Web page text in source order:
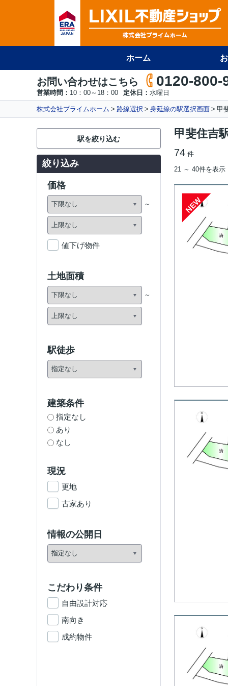
ホーム
お問い合わせはこちら 0120-800-
営業時間： 10：00～18：00 定休日： 水曜日
株式会社プライムホーム 路線選択 身延線の駅選択画面 甲
甲斐住吉
74 件
21 ～ 40件を表示
NEW
駅を絞り込む
絞り込み
価格
値下げ物件
土地面積
駅徒歩
建築条件
指定なし
あり
なし
現況
更地
古家あり
情報の公開日
こだわり条件
自由設計対応
南向き
成約物件